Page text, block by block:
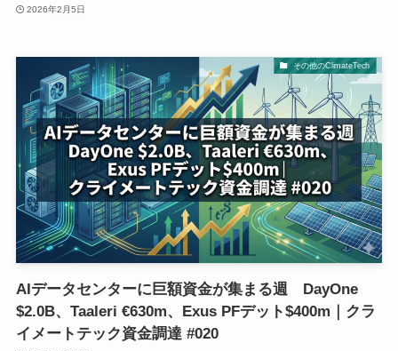
2026年2月5日
その他のClimateTech
AIデータセンターに巨額資金が集まる週 DayOne
$2.0B、Taaleri €630m、Exus PFデット$400m｜クラ
イメートテック資金調達 #020